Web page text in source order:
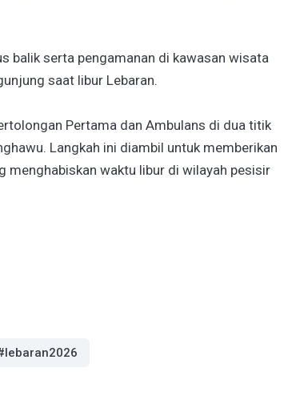
balik serta pengamanan di kawasan wisata
saat libur Lebaran.
Pertama dan Ambulans di dua titik
Langkah ini diambil untuk memberikan
menghabiskan waktu libur di wilayah pesisir